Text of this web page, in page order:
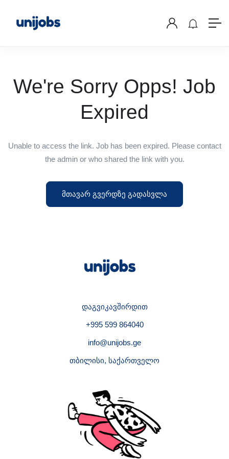
We're Sorry Opps! Job
Expired
Unable to access the link. Job has been expired. Please contact
the admin or who shared the link with you.
მთავარ გვერდზე გადასვლა
დაგვიკავშირდით
+995 599 864040
info@unijobs.ge
თბილისი, საქართველო